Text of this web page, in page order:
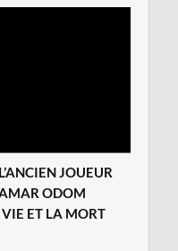
JOUEUR
ODOM
ET LA MORT